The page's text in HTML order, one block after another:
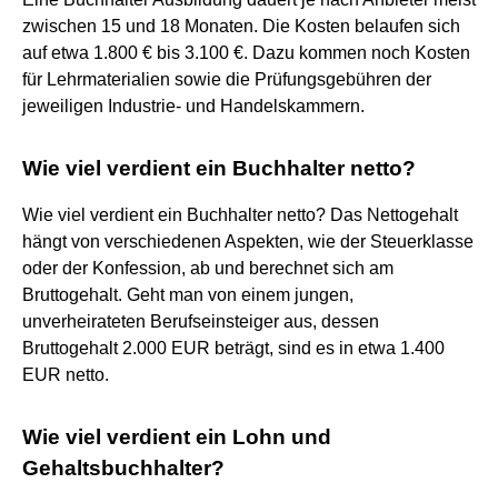
zwischen 15 und 18 Monaten. Die Kosten belaufen sich
auf etwa 1.800 € bis 3.100 €. Dazu kommen noch Kosten
für Lehrmaterialien sowie die Prüfungsgebühren der
jeweiligen Industrie- und Handelskammern.
Wie viel verdient ein Buchhalter netto?
Wie viel verdient ein Buchhalter netto? Das Nettogehalt
hängt von verschiedenen Aspekten, wie der Steuerklasse
oder der Konfession, ab und berechnet sich am
Bruttogehalt. Geht man von einem jungen,
unverheirateten Berufseinsteiger aus, dessen
Bruttogehalt 2.000 EUR beträgt, sind es in etwa 1.400
EUR netto.
Wie viel verdient ein Lohn und
Gehaltsbuchhalter?